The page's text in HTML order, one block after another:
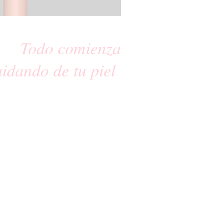
Todo comienza
de tu piel